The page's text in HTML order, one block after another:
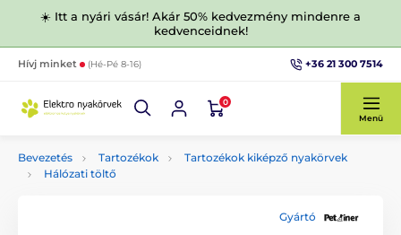
☀️ Itt a nyári vásár! Akár 50% kedvezmény mindenre a
kedvenceidnek!
Hívj minket (Hé-Pé 8-16) +36 21 300 7514
0
Menü
Bevezetés Tartozékok
Tartozékok kiképző nyakörvek
Hálózati töltő
Gyártó